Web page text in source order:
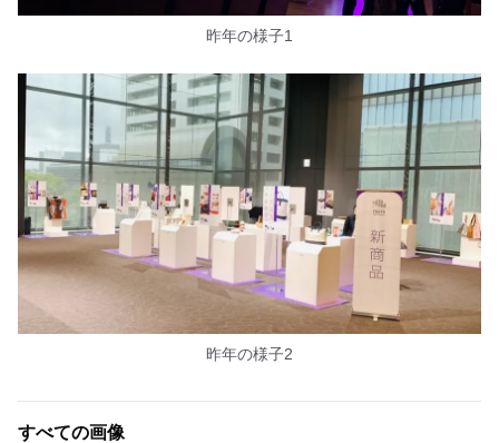
昨年の様子1
昨年の様子2
すべての画像